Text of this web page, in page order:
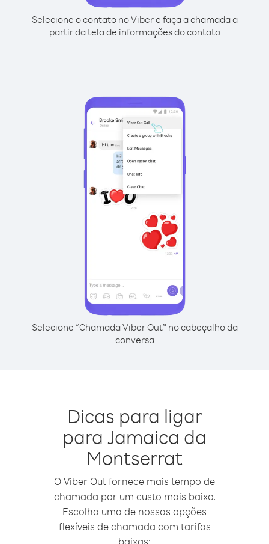
Selecione o contato no Viber e faça a chamada a
partir da tela de informações do contato
Selecione “Chamada Viber Out” no cabeçalho da
conversa
Dicas para ligar
para Jamaica da
Montserrat
O Viber Out fornece mais tempo de
chamada por um custo mais baixo.
Escolha uma de nossas opções
flexíveis de chamada com tarifas
baixas: